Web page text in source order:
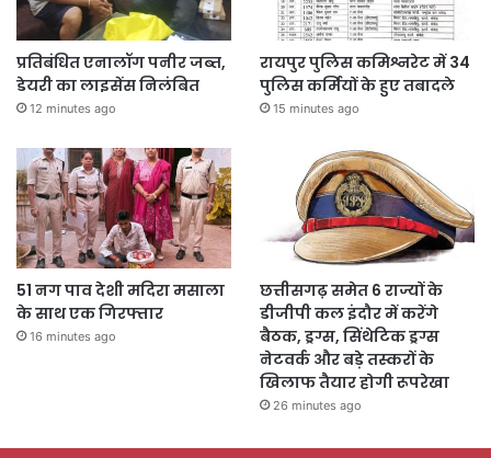
प्रतिबंधित एनालॉग पनीर जब्त,
डेयरी का लाइसेंस निलंबित
12 minutes ago
रायपुर पुलिस कमिश्नरेट में 34
पुलिस कर्मियों के हुए तबादले
15 minutes ago
51 नग पाव देशी मदिरा मसाला
के साथ एक गिरफ्तार
16 minutes ago
छत्तीसगढ़ समेत 6 राज्यों के
डीजीपी कल इंदौर में करेंगे
बैठक, ड्रग्स, सिंथेटिक ड्रग्स
नेटवर्क और बड़े तस्करों के
खिलाफ तैयार होगी रूपरेखा
26 minutes ago